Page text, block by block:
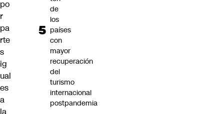
po
r
pa
rte
s
ig
ual
es
a
de
los
países
con
mayor
recuperación
del
turismo
internacional
postpandemia